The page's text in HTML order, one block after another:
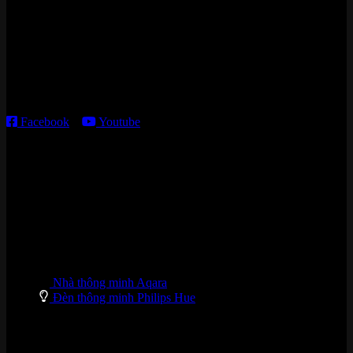
Facebook
Youtube
Nhà thông minh Aqara
Đèn thông minh Philips Hue